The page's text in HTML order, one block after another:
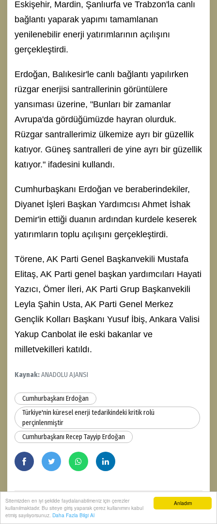
Anladım
Sitemizden en iyi şekilde faydalanabilmeniz için çerezler
kullanılmaktadır. Bu siteye giriş yaparak çerez kullanımını kabul
etmiş sayılıyorsunuz. Daha Fazla Bilgi Al
Eskişehir, Mardin, Şanlıurfa ve Trabzon'la canlı
bağlantı yaparak yapımı tamamlanan
yenilenebilir enerji yatırımlarının açılışını
gerçekleştirdi.
Erdoğan, Balıkesir'le canlı bağlantı yapılırken
rüzgar enerjisi santrallerinin görüntülere
yansıması üzerine, "Bunları bir zamanlar
Avrupa'da gördüğümüzde hayran olurduk.
Rüzgar santrallerimiz ülkemize ayrı bir güzellik
katıyor. Güneş santralleri de yine ayrı bir güzellik
katıyor." ifadesini kullandı.
Cumhurbaşkanı Erdoğan ve beraberindekiler,
Diyanet İşleri Başkan Yardımcısı Ahmet İshak
Demir'in ettiği duanın ardından kurdele keserek
yatırımların toplu açılışını gerçekleştirdi.
Törene, AK Parti Genel Başkanvekili Mustafa
Elitaş, AK Parti genel başkan yardımcıları Hayati
Yazıcı, Ömer İleri, AK Parti Grup Başkanvekili
Leyla Şahin Usta, AK Parti Genel Merkez
Gençlik Kolları Başkanı Yusuf İbiş, Ankara Valisi
Yakup Canbolat ile eski bakanlar ve
milletvekilleri katıldı.
Kaynak:ANADOLU AJANSI
Cumhurbaşkanı Erdoğan
Türkiye'nin küresel enerji tedarikindeki kritik rolü
perçinlenmiştir
Cumhurbaşkanı Recep Tayyip Erdoğan
0 0 0 0 0